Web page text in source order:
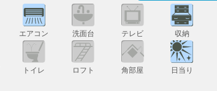
エアコン 洗面台 テレビ 収納
トイレ ロフト 角部屋 日当り